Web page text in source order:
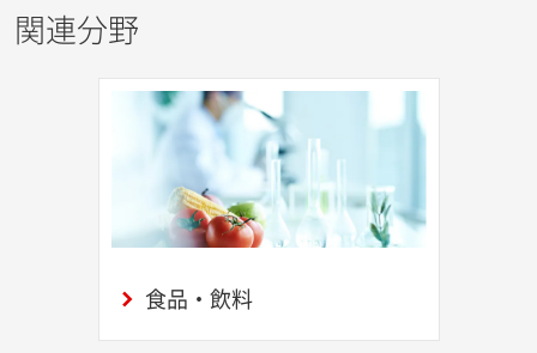
関連分野
食品・飲料